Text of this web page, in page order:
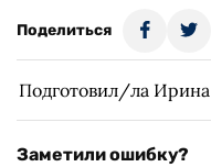
Поделиться
Подготовил/ла
Заметили ошибку?